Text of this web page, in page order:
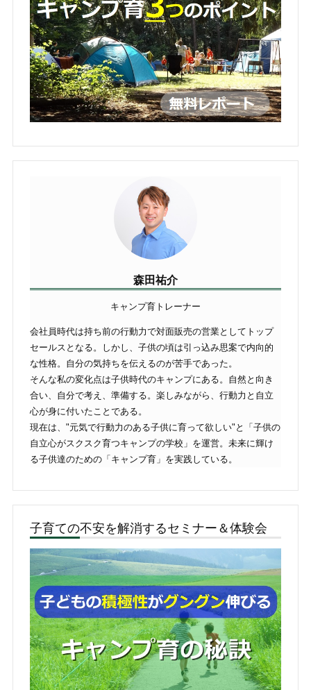
森田祐介
キャンプ育トレーナー
会社員時代は持ち前の行動力で対面販売の営業としてトップ
セールスとなる。しかし、子供の頃は引っ込み思案で内向的
な性格。自分の気持ちを伝えるのが苦手であった。
そんな私の変化点は子供時代のキャンプにある。自然と向き
合い、自分で考え、準備する。楽しみながら、行動力と自立
心が身に付いたことである。
現在は、"元気で行動力のある子供に育って欲しい"と「子供の
自立心がスクスク育つキャンプの学校」を運営。未来に輝け
る子供達のための「キャンプ育」を実践している。
子育ての不安を解消するセミナー＆体験会